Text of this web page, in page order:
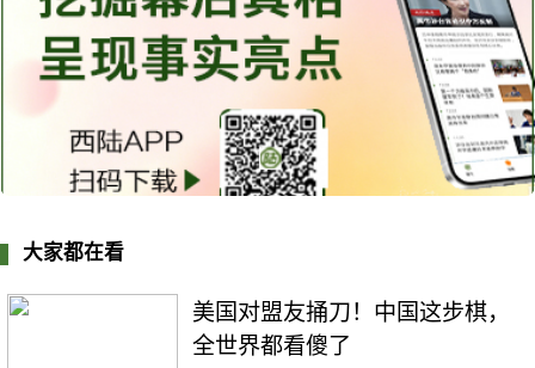
大家都在看
美国对盟友捅刀！中国这步棋，
全世界都看傻了